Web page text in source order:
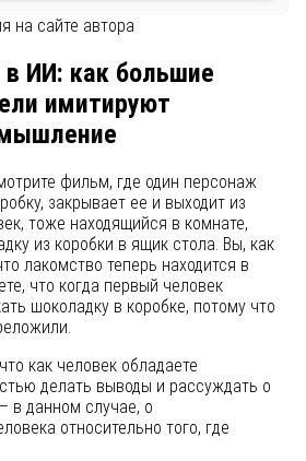
на сайте автора
в ИИ: как большие
имитируют
фильм, где один персонаж
закрывает ее и выходит из
тоже находящийся в комнате,
из коробки в ящик стола. Вы, как
лакомство теперь находится в
что когда первый человек
шоколадку в коробке, потому что
как человек обладаете
делать выводы и рассуждать о
в данном случае, о
относительно того, где